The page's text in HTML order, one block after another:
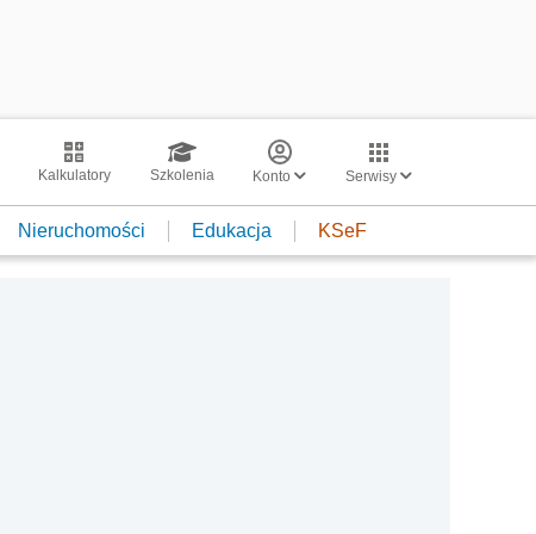
Kalkulatory Szkolenia Konto Serwisy
Nieruchomości Edukacja KSeF